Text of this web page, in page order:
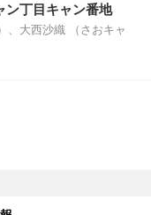
ン丁目キャン番地
、大西沙織 （さおキャ